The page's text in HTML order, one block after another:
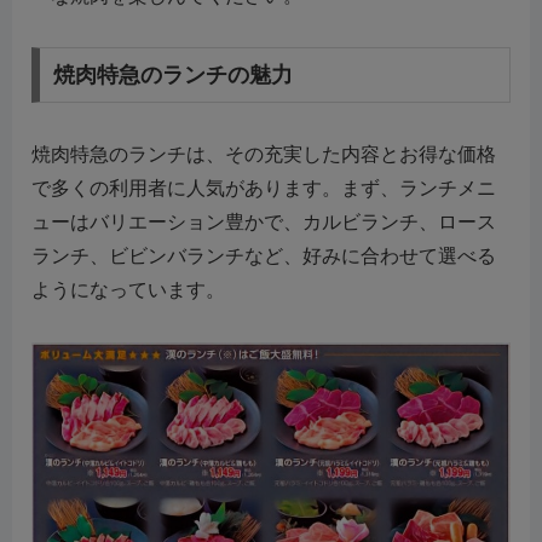
焼肉特急のランチの魅力
焼肉特急のランチは、その充実した内容とお得な価格
で多くの利用者に人気があります。まず、ランチメニ
ューはバリエーション豊かで、カルビランチ、ロース
ランチ、ビビンバランチなど、好みに合わせて選べる
ようになっています。